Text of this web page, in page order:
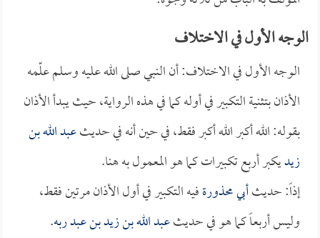
الوجه الأول في الاختلاف
الوجه الأول في الاختلاف: أن النبي صلى الله عليه وسلم علّمه
الأذان بتثنية التكبير في أوله كما في هذه الرواية، حيث يبدأ الأذان
بقوله: الله أكبر الله أكبر فقط، في حين أنه في حديثعبد الله بن
زيديكبر أربع تكبيرات كما هو المعمول به هنا.
إذاً: حديثأبي محذورةفيه التكبير في أول الأذان مرتين فقط،
وليس أربعاً كما هو في حديثعبد الله بن زيد بن عبد ربه.